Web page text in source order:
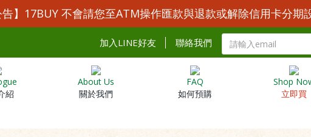
告】17BUY 不會請您至ATM操作匯款與退款或解除信用卡分期
加入LINE好友 聯絡我們
紹
About Us
關於我們
FAQ
如何預購
Shop
立即買